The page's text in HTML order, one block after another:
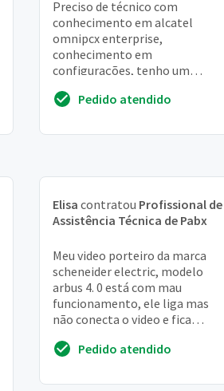
Preciso de técnico com
conhecimento em alcatel
omnipcx enterprise,
conhecimento em
configurações, tenho um
orçamento, valores de hora
Pedido atendido
Elisa contratou Profissional de
Assistência Técnica de Pabx
Meu video porteiro da marca
scheneider electric, modelo
arbus 4. 0 está com mau
funcionamento, ele liga mas
não conecta o video e fica
Gostaria de reparar
Pedido atendido